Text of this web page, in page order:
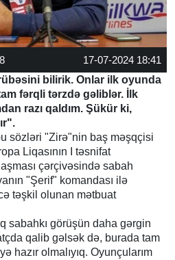
17-07-2024 18:41
bilirik. Onlar ilk oyunda
fərqli tərzdə gəliblər. İlk
razı qaldım. Şükür ki,
sözləri "Zirə"nin baş məşqçisi
Liqasının I təsnifat
çərçivəsində sabah
"Şerif" komandası ilə
təşkil olunan mətbuat
sabahkı görüşün daha gərgin
qalib gəlsək də, burada tam
hazır olmalıyıq. Oyunçularım